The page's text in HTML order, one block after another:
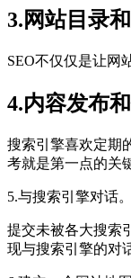
3.网站目录
SEO不仅仅是让网
4.内容发布
搜索引擎喜欢定期
考就是第一点的关
5.与搜索引擎对话。
提交未被各大搜索
现与搜索引擎的对